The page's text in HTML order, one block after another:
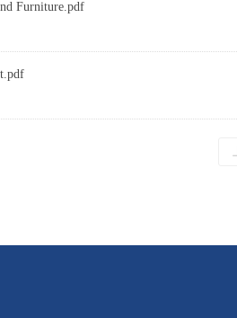
Furniture.pdf